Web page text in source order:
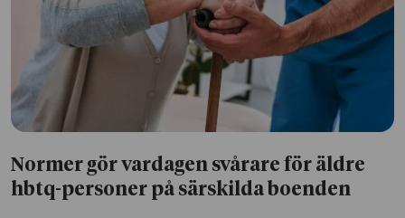
Normer gör vardagen svårare för äldre
hbtq-personer på särskilda boenden